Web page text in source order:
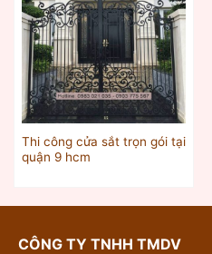
Thi công cửa sắt trọn gói tại
quận 9 hcm
CÔNG TY TNHH TMDV